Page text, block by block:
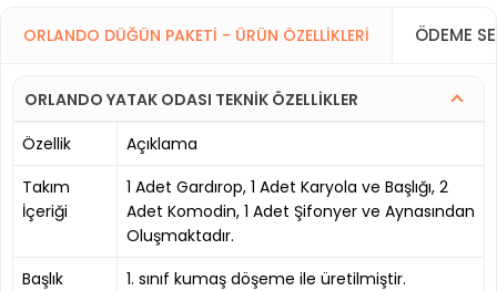
ORLANDO DÜĞÜN PAKETI - ÜRÜN ÖZELLIKLERI ÖDEME
ORLANDO YATAK ODASI TEKNİK ÖZELLİKLER
Özellik
Açıklama
Takım
İçeriği
1 Adet Gardırop, 1 Adet Karyola ve Başlığı, 2
Adet Komodin, 1 Adet Şifonyer ve Aynasından
Oluşmaktadır.
Başlık
1. sınıf kumaş döşeme ile üretilmiştir.